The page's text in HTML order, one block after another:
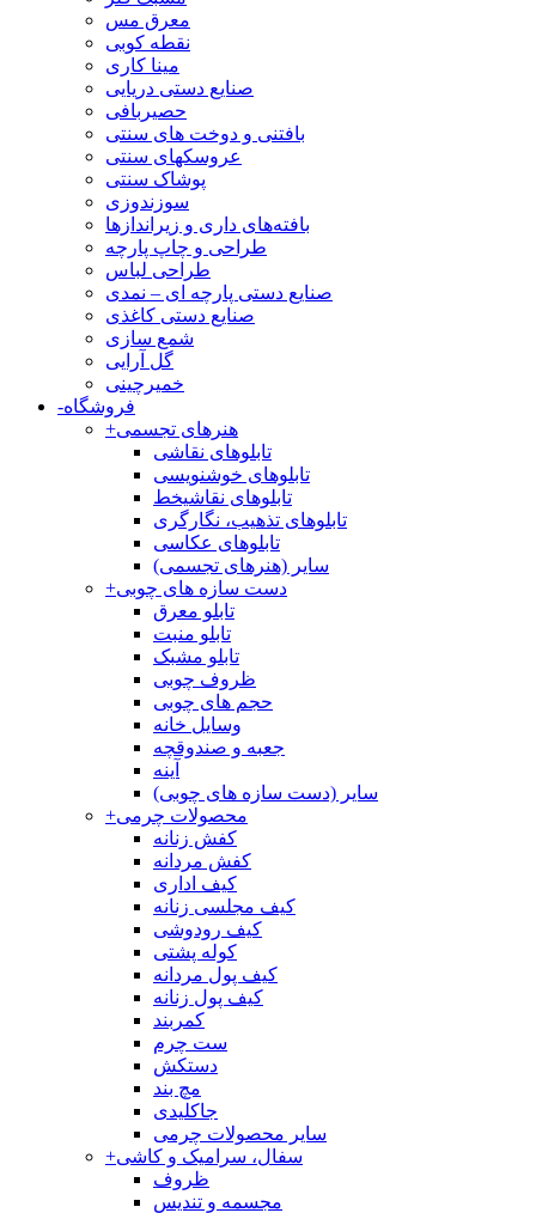
معرق مس
نقطه کوبی
مینا کاری
صنایع دستی دریایی
حصیربافی
بافتنی‌ و دوخت های سنتی
عروسکهای سنتی
پوشاک سنتی
سوزندوزی
بافته‌های داری و زیراندازها
طراحی و چاپ پارچه
طراحی لباس
صنایع دستی پارچه ای – نمدی
صنایع دستی کاغذی
شمع سازی
گل آرایی
خمیرچینی
-فروشگاه
+هنرهای تجسمی
تابلوهای نقاشی
تابلوهای خوشنویسی
تابلوهای نقاشیخط
تابلوهای تذهیب، نگارگری
تابلوهای عکاسی
سایر (هنرهای تجسمی)
+دست سازه های چوبی
تابلو معرق
تابلو منبت
تابلو مشبک
ظروف چوبی
حجم های چوبی
وسایل خانه
جعبه و صندوقچه
آینه
سایر (دست سازه های چوبی)
+محصولات چرمی
کفش زنانه
کفش مردانه
کیف اداری
کیف مجلسی زنانه
کیف رودوشی
کوله پشتی
کیف پول مردانه
کیف پول زنانه
کمربند
ست چرم
دستکش
مچ بند
جاکلیدی
سایر محصولات چرمی
+سفال، سرامیک و کاشی
ظروف
مجسمه و تندیس